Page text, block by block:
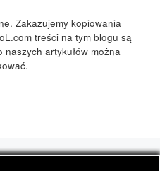
Zakazujemy kopiowania
treści na tym blogu są
naszych artykułów można